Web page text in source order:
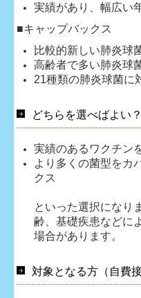
実績があり、幅広い
■キャップバックス
比較的新しい肺炎球
高齢者で多い肺炎球
21種類の肺炎球菌に
どちらを選べばよい？
実績のあるワクチ
より多くの菌型を
クス
といった選択になり
齢、基礎疾患などに
場合があります。
対象となる方（自費接